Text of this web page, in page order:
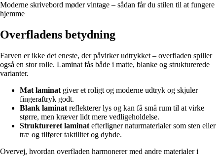
Moderne skrivebord møder vintage – sådan får du stilen til at fungere
hjemme
Overfladens betydning
Farven er ikke det eneste, der påvirker udtrykket – overfladen spiller
også en stor rolle. Laminat fås både i matte, blanke og strukturerede
varianter.
Mat laminat giver et roligt og moderne udtryk og skjuler
fingeraftryk godt.
Blank laminat reflekterer lys og kan få små rum til at virke
større, men kræver lidt mere vedligeholdelse.
Struktureret laminat efterligner naturmaterialer som sten eller
træ og tilfører taktilitet og dybde.
Overvej, hvordan overfladen harmonerer med andre materialer i